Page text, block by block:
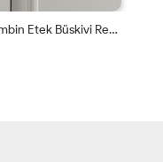
Kraş Etek Oysho Bluz Kombin Etek Büskivi Rengi Bluz Beyaz Bej